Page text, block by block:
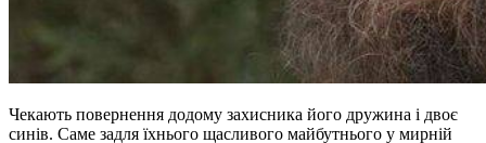
Чекають повернення додому захисника його дружина і двоє
синів. Саме задля їхнього щасливого майбутнього у мирній